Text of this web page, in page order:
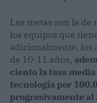
Las metas son la
los equipos que
adicionalmente, los
de 10-11 años,
ciento la tasa
tecnología por
progresivamente al